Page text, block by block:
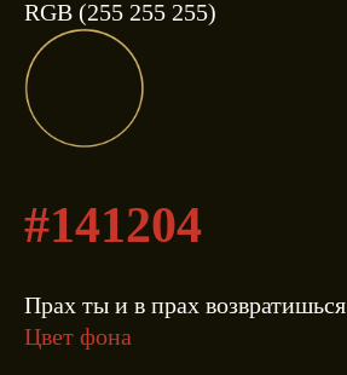
RGB (255 255 255)
#141204
Прах ты и в прах возвратишься
Цвет фона